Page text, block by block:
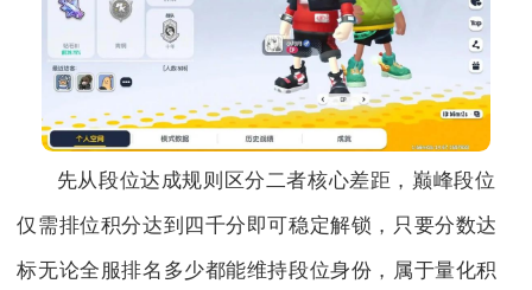
先从段位达成规则区分二者核心差距，巅峰段位
仅需排位积分达到四千分即可稳定解锁，只要分数达
标无论全服排名多少都能维持段位身份，属于量化积